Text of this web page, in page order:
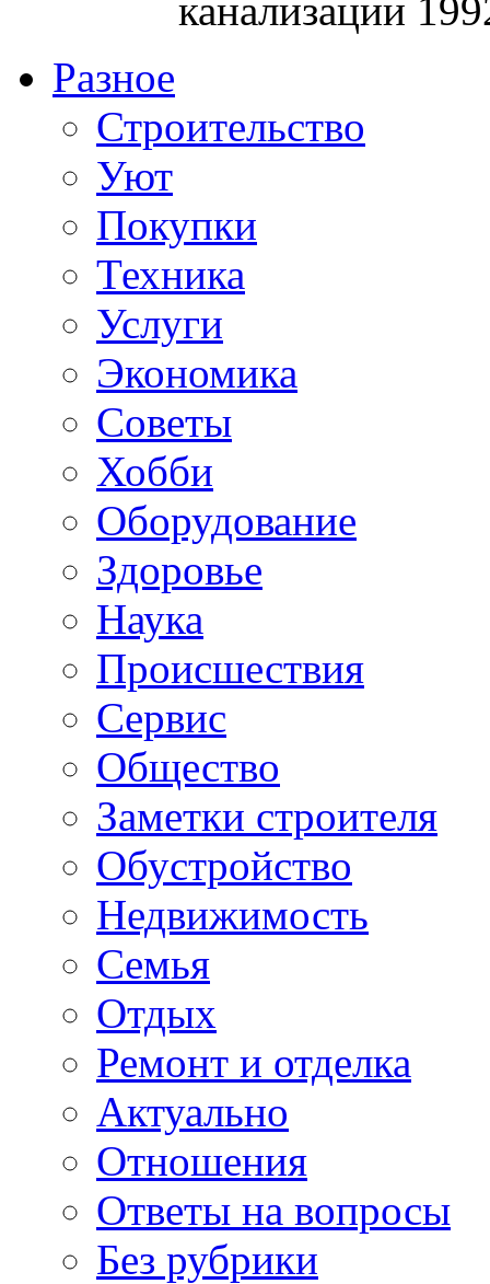
канализации
Разное
Строительство
Уют
Покупки
Техника
Услуги
Экономика
Советы
Хобби
Oборудование
Здоровье
Наука
Происшествия
Сервис
Общество
Заметки строителя
Обустройство
Недвижимость
Семья
Отдых
Ремонт и отделка
Актуально
Отношения
Ответы на вопросы
Без рубрики